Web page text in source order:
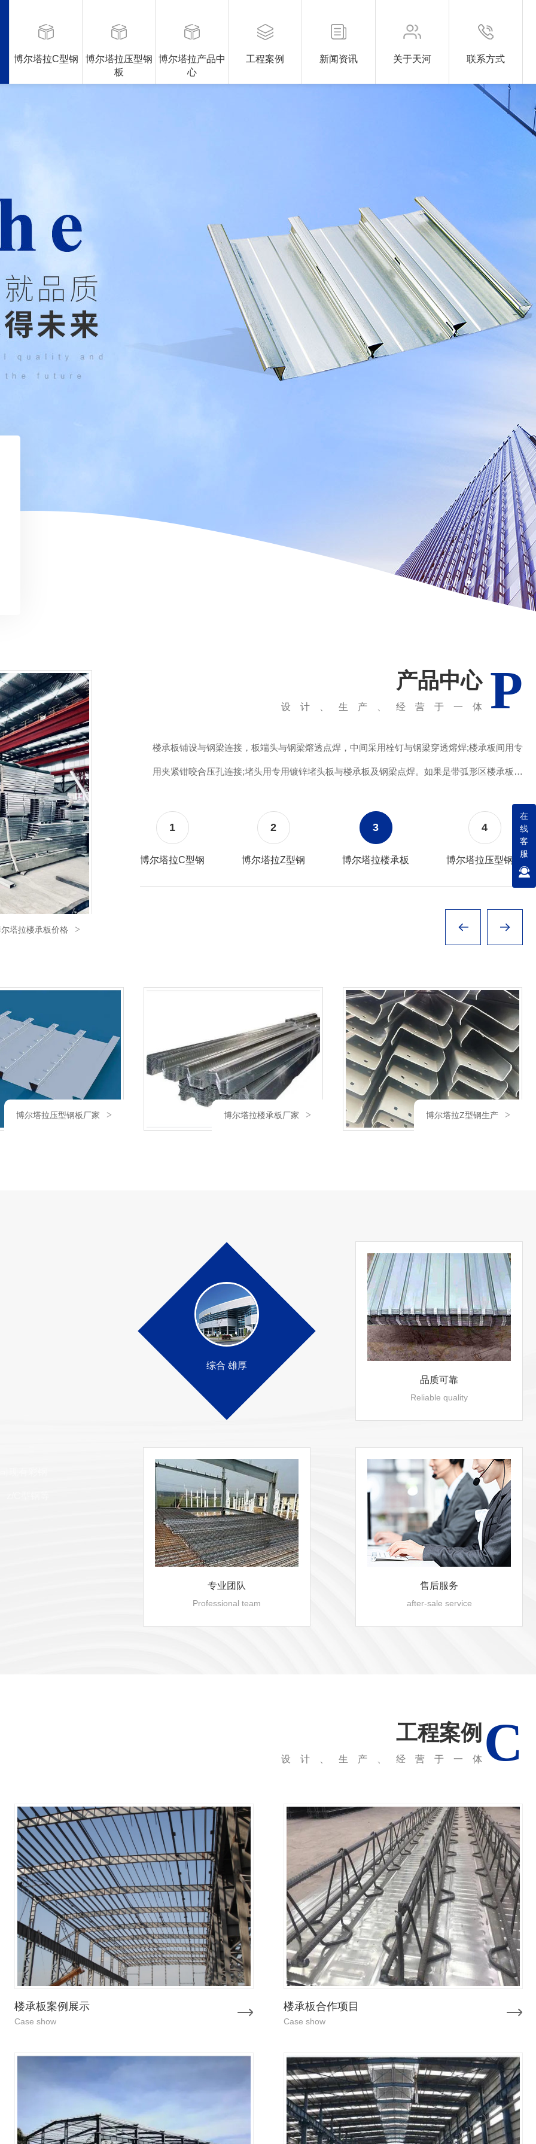
博尔塔拉C型钢
博尔塔拉压型钢
板
博尔塔拉产品中
心
工程案例 新闻资讯 关于天河 联系方式
P
产品中心
设计、生产、经营于一体
1
博尔塔拉C型钢
2
博尔塔拉Z型钢
3
博尔塔拉楼承板
4
博尔塔拉压型钢板
拉压型钢板生产
压型钢板因原板很薄，防腐涂料的质量直接影响使用寿命，为了适应加工和防锈要求，涂层钢
板需按有关规定进行各项检验。一般情况下薄钢板也可根据使用要求，经压型后再涂防锈油
博尔塔拉楼承板厂家 博尔塔拉Z型钢生产 博尔塔拉剪板折弯价格
多年行业经验，众多大型钢结构工程项目经验；
自检、专检、互检、交接检多道检验流程 工程质量可靠放心
专业团队
强大的施工团队，施工、抢
时交付工期；
生产车间配备高素质生产队
综合 雄厚
品质可靠
Reliable quality
专业团队
Professional team
售后服务
after-sale service
C
工程案例
设计、生产、经营于一体
楼承板案例展示
Case show
楼承板合作项目
Case show
在
线
客
服